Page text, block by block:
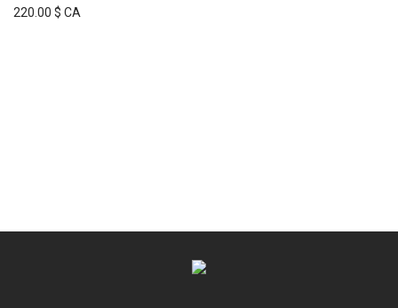
Note4.00
220.00 $ CA